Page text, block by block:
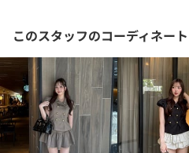
このスタッフのコーディネート